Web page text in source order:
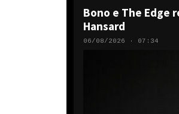
Bono e The Edge
Hansard
06/08/2026 · 07:34